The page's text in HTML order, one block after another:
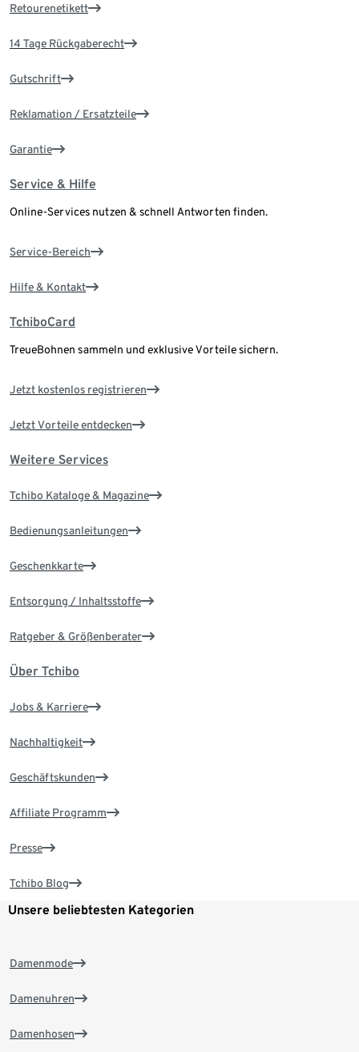
Retourenetikett
14 Tage Rückgaberecht
Gutschrift
Reklamation / Ersatzteile
Garantie
Service & Hilfe
Online-Services nutzen & schnell Antworten finden.
Service-Bereich
Hilfe & Kontakt
TchiboCard
TreueBohnen sammeln und exklusive Vorteile sichern.
Jetzt kostenlos registrieren
Jetzt Vorteile entdecken
Weitere Services
Tchibo Kataloge & Magazine
Bedienungsanleitungen
Geschenkkarte
Entsorgung / Inhaltsstoffe
Ratgeber & Größenberater
Über Tchibo
Jobs & Karriere
Nachhaltigkeit
Geschäftskunden
Affiliate Programm
Presse
Tchibo Blog
Unsere beliebtesten Kategorien
Damenmode
Damenuhren
Damenhosen